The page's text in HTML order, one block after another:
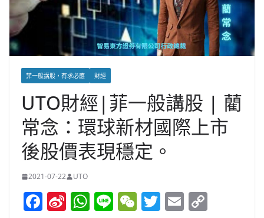
菲一般講股，有求必應 財經
UTO財經|菲一般講股 | 藺
常念：環球新材國際上市
後股價表現穩定。
2021-07-22 UTO
F Si W Li W T E